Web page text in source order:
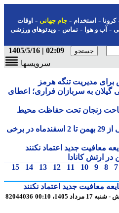
-استخدام- جام جهانی-اوقات
آب و هوا-تماس-ویدئوهای ورزشی
02:09 | 1405/5/16
سرویسها
مدیریت تنگه هرمز
به سربازان فراری؛ اعطای
درصد مساحت زنجان تحت حفاظت محیط
اعلام محدودیت های ترافیکی از 29 بهمن تا 2 اسفندماه در برخی
جدید اعتماد نکنند
کانادا
8
9
10
11
12
13
14
15
جدید اعتماد نکنند
82044036